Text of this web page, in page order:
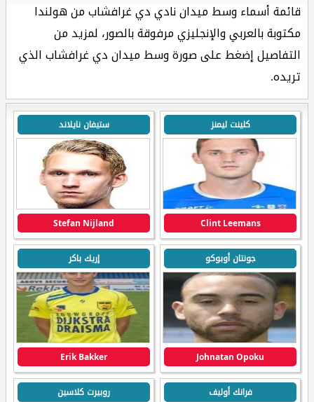
قائمة أسماء وسط ميدان نادي دي غرافشاب من هولندا
مكتوبة بالعربي والإنجليزي مرفوقة بالصور، لمزيد من
التفاصيل إضغط على صورة وسط ميدان دي غرافشاب الذي
تريده.
كلينت ليمنز
Clint Leemans
ستيفان نايلاند
Stefan Nijland
جونتان أوبوكو
Johnatan Opoku
إريك باكر
Erik Bakker
فرانك أوليف روبيرت كلاسين